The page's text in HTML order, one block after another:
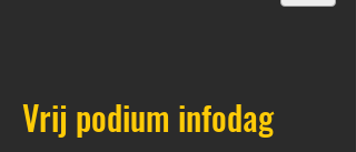
Vrij podium infodag